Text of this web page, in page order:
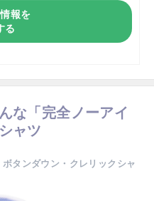
報を
る
な「完全ノーアイ
ャツ
タンダウン・クレリックシャ